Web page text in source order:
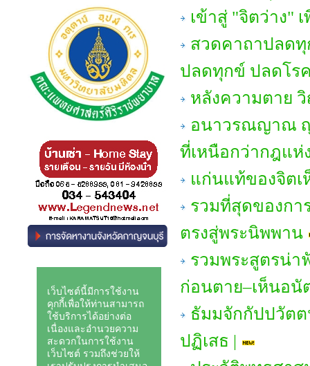
เข้าสู่ "จิตว่าง"
สวดคาถาปลด
ปลดทุกข์ ปลดโร
หลังความตาย
อนาวรณญาณ
ที่เหนือกว่ากฎแห่
แก่นแท้ของจิตเ
รวมที่สุดของกา
ตรงสู่พระนิพพาน
รวมพระสูตรน่า
ก่อนตาย–เห็นอ
ธัมมจักกัปปวัตต
ปฏิเสธ |